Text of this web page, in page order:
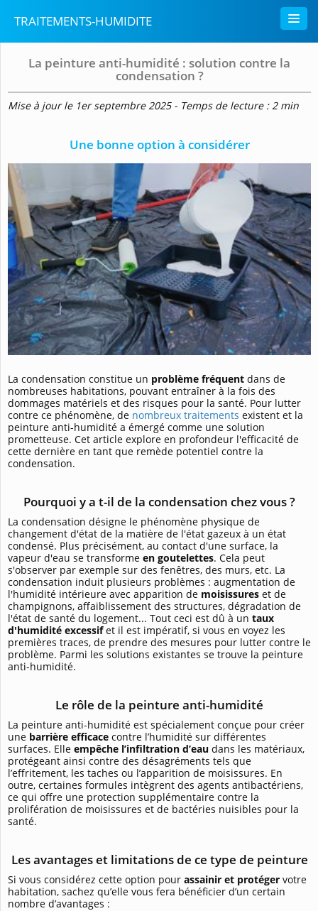
TRAITEMENTS-HUMIDITE
La peinture anti-humidité : solution contre la
condensation ?
Mise à jour le 1er septembre 2025 - Temps de lecture : 2 min
Une bonne option à considérer
La condensation constitue un problème fréquent dans de
nombreuses habitations, pouvant entraîner à la fois des
dommages matériels et des risques pour la santé. Pour lutter
contre ce phénomène, de nombreux traitements existent et la
peinture anti-humidité a émergé comme une solution
prometteuse. Cet article explore en profondeur l'efficacité de
cette dernière en tant que remède potentiel contre la
condensation.
Pourquoi y a t-il de la condensation chez vous ?
La condensation désigne le phénomène physique de
changement d'état de la matière de l'état gazeux à un état
condensé. Plus précisément, au contact d'une surface, la
vapeur d'eau se transforme en goutelettes. Cela peut
s'observer par exemple sur des fenêtres, des murs, etc. La
condensation induit plusieurs problèmes : augmentation de
l'humidité intérieure avec apparition de moisissures et de
champignons, affaiblissement des structures, dégradation de
l'état de santé du logement... Tout ceci est dû à un taux
d'humidité excessifet il est impératif, si vous en voyez les
premières traces, de prendre des mesures pour lutter contre le
problème. Parmi les solutions existantes se trouve la peinture
anti-humidité.
Le rôle de la peinture anti-humidité
La peinture anti-humidité est spécialement conçue pour créer
une barrière efficace contre l’humidité sur différentes
surfaces. Elle empêche l’infiltration d’eau dans les matériaux,
protégeant ainsi contre des désagréments tels que
l’effritement, les taches ou l’apparition de moisissures. En
outre, certaines formules intègrent des agents antibactériens,
ce qui offre une protection supplémentaire contre la
prolifération de moisissures et de bactéries nuisibles pour la
santé.
Les avantages et limitations de ce type de peinture
Si vous considérez cette option pour assainir et protéger votre
habitation, sachez qu’elle vous fera bénéficier d’un certain
nombre d’avantages :